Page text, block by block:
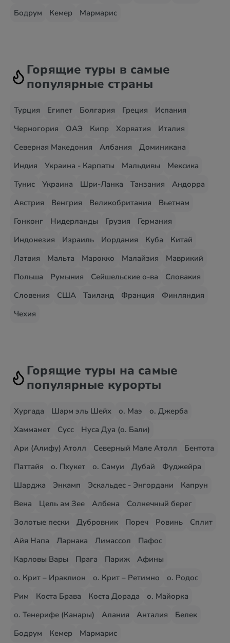
Бодрум
Кемер Мармарис
Горящие туры в самые
популярные страны
Турция Египет Болгария Греция
Испания
Черногория
ОАЭ Кипр Хорватия
Италия
Северная Македония
Албания
Доминикана
Индия
Украина - Карпаты Мальдивы
Мексика
Тунис
Украина Шри-Ланка Танзания
Андорра
Австрия
Венгрия Великобритания
Вьетнам
Гонконг
Нидерланды Грузия
Германия
Индонезия
Израиль Иордания Куба
Китай
Латвия
Мальта Марокко Малайзия
Маврикий
Польша
Румыния Сейшельские о-ва
Словакия
Словения
США Таиланд Франция
Финляндия
Чехия
Горящие туры на самые
популярные курорты
Хургада Шарм эль Шейх о. Маэ
о. Джерба
Хаммамет
Сусс
Нуса Дуа (о. Бали)
Ари (Алифу) Атолл
Северный Мале Атолл
Бентота
Паттайя
о. Пхукет о. Самуи Дубай
Фуджейра
Шарджа
Энкамп Эскальдес - Энгордани
Капрун
Вена
Цель ам Зее Албена
Солнечный берег
Золотые пески
Дубровник Пореч Ровинь
Сплит
Айя Напа
Ларнака Лимассол
Пафос
Карловы Вары
Прага Париж
Афины
о. Крит – Ираклион
о. Крит – Ретимно
о. Родос
Рим
Коста Брава Коста Дорада
о. Майорка
о. Тенерифе (Канары)
Алания Анталия
Белек
Бодрум
Кемер Мармарис